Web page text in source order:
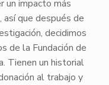
un impacto más
así que después de
decidimos
de la Fundación de
Tienen un historial
al trabajo y